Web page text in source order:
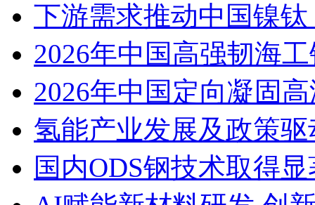
下游需求推动中国镍
2026年中国高强韧海
2026年中国定向凝固
氢能产业发展及政策
国内ODS钢技术取得